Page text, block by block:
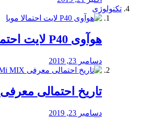
تکنولوژی
هوآوی P40 لایت احتمالا موبا
دسامبر 23, 2019
تاریخ احتمالی معرفی Mi MIX
دسامبر 23, 2019